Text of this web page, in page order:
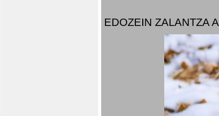
EDOZEIN ZALANTZA